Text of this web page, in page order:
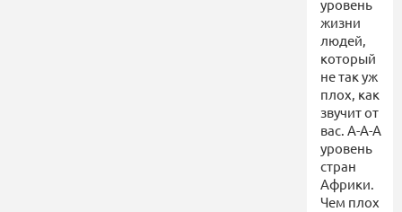
уровень
жизни
людей,
который
не так уж
плох, как
звучит от
вас. А-А-А
уровень
стран
Африки.
Чем плох